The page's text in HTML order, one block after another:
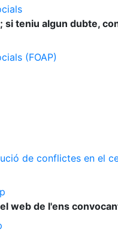
teniu algun dubte,
(FOAP)
de conflictes en el
web de l'ens